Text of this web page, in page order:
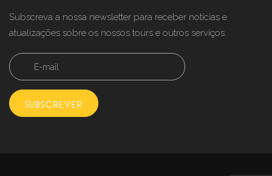
Subscreva a nossa newsletter para receber notícias e
atualizações sobre os nossos tours e outros serviços.
SUBSCREVER